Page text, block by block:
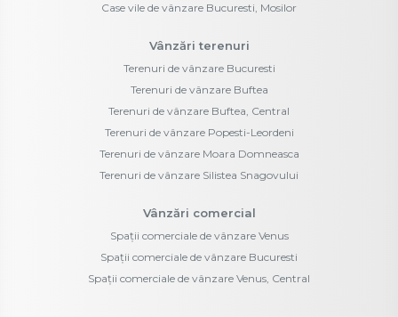
Case vile de vânzare Bucuresti, Mosilor
Vânzări terenuri
Terenuri de vânzare Bucuresti
Terenuri de vânzare Buftea
Terenuri de vânzare Buftea, Central
Terenuri de vânzare Popesti-Leordeni
Terenuri de vânzare Moara Domneasca
Terenuri de vânzare Silistea Snagovului
Vânzări comercial
Spații comerciale de vânzare Venus
Spații comerciale de vânzare Bucuresti
Spații comerciale de vânzare Venus, Central